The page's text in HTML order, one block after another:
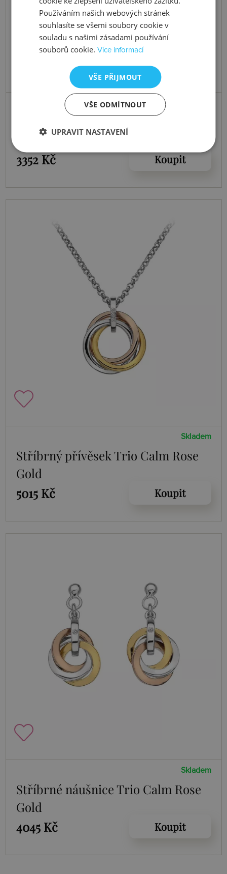
Stříbrné náušnice Trio Calm
3352 Kč Koupit
Skladem
Stříbrný přívěsek Trio Calm Rose
Gold
5015 Kč
Koupit
Skladem
Stříbrné náušnice Trio Calm Rose
Gold
4045 Kč
Koupit
Používáním našich webových stránek
souhlasíte se všemi soubory cookie v
souladu s našimi zásadami používání
souborů cookie.Více informací
VŠE PŘIJMOUT
VŠE ODMÍTNOUT
UPRAVIT NASTAVENÍ